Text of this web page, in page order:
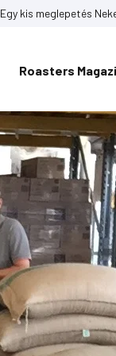
Egy kis meglepetés
Roasters